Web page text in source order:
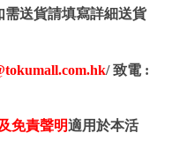
需送貨請填寫詳細送貨
/ 致電 :
免責聲明適用於本活